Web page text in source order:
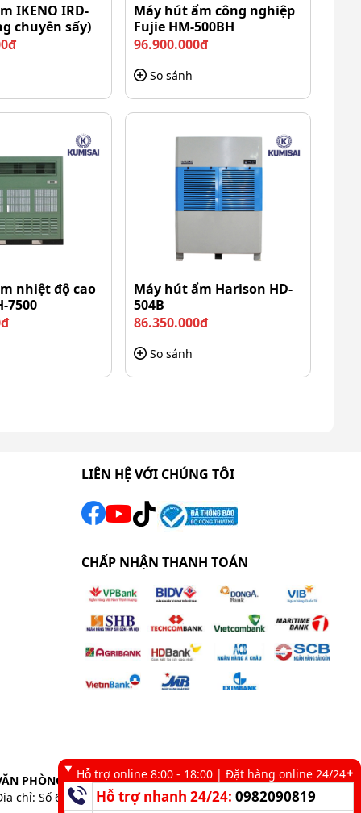
IKENO IRD-
chuyên sấy)
Máy hút ẩm công nghiệp
Fujie HM-500BH
96.900.000đ
So sánh
nhiệt độ cao
7500
Máy hút ẩm Harison HD-
504B
86.350.000đ
So sánh
LIÊN HỆ VỚI CHÚNG TÔI
CHẤP NHẬN THANH TOÁN
PHÒNG GIAO DỊCH TẠI TP. HCM
chỉ: Số 6 kênh 19/5, Phường Tân Sơn Nhì, TP. HCM
Hỗ trợ online 8:00 - 18:00 | Đặt hàng online 24/24
Hỗ trợ nhanh 24/24:0982090819